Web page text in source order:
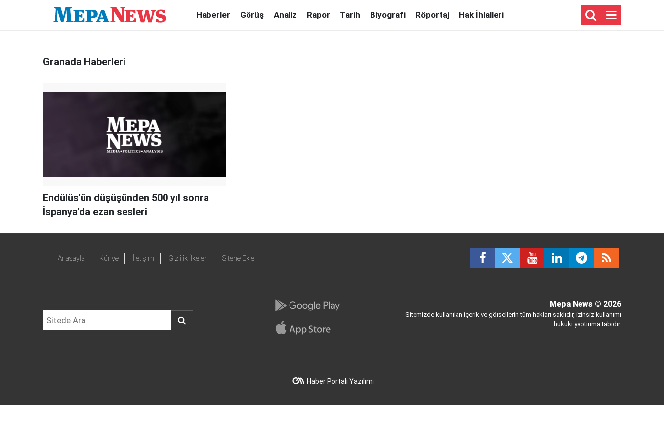
Haberler Görüş Analiz Rapor Tarih Biyografi Röportaj Hak İhlalleri
Granada Haberleri
Endülüs'ün düşüşünden 500 yıl sonra
İspanya'da ezan sesleri
Anasayfa Künye İletişim Gizlilik İlkeleri Sitene Ekle
Mepa News © 2026
Sitemizde kullanılan içerik ve görsellerin tüm hakları saklıdır, izinsiz kullanımı
hukuki yaptırıma tabidir.
Haber Portalı Yazılımı